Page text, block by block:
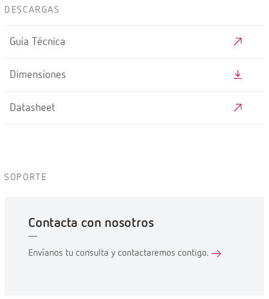
DESCARGAS
Guia Técnica
Dimensiones
Datasheet
SOPORTE
Contacta con nosotros
Envíanos tu consulta y contactaremos contigo.